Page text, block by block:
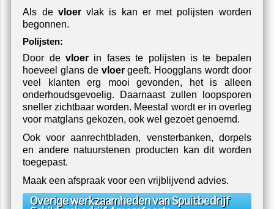
Als de vloervlak is kan er met polijsten worden
begonnen.
Polijsten:
Door devloer in fases te polijsten is te bepalen
hoeveel glans de vloergeeft. Hoogglans wordt door
veel klanten erg mooi gevonden, het is alleen
onderhoudsgevoelig. Daarnaast zullen loopsporen
sneller zichtbaar worden. Meestal wordt er in overleg
voor matglans gekozen, ook wel gezoet genoemd.
Ook voor aanrechtbladen, vensterbanken, dorpels
en andere natuurstenen producten kan dit worden
toegepast.
Maak een afspraak voor een vrijblijvend advies.
Overige werkzaamheden van Spuitbedrijf